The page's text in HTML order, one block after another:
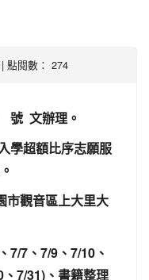
點閱數： 274
號 文辦理。
學超額比序志願服
市觀音區上大里大
7/7、7/9、7/10、
7/31)、書籍整理